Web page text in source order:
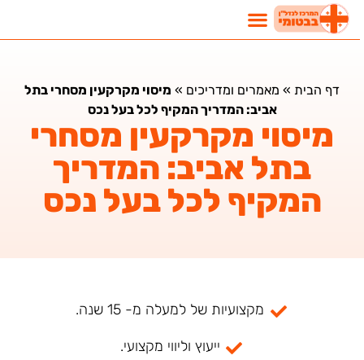
דף הבית»מאמרים ומדריכים»מיסוי מקרקעין מסחרי בתל
אביב: המדריך המקיף לכל בעל נכס
מיסוי מקרקעין מסחרי
בתל אביב: המדריך
המקיף לכל בעל נכס
מקצועיות של למעלה מ- 15 שנה.
ייעוץ וליווי מקצועי.